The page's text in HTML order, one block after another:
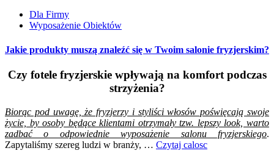
Dla Firmy
Wyposażenie Obiektów
Jakie produkty muszą znaleźć się w Twoim salonie fryzjerskim?
Czy fotele fryzjerskie wpływają na komfort podczas
strzyżenia?
Biorąc pod uwagę, że fryzjerzy i styliści włosów poświęcają swoje
życie, by osoby będące klientami otrzymały tzw. lepszy look, warto
zadbać o odpowiednie wyposażenie salonu fryzjerskiego.
Zapytaliśmy szereg ludzi w branży, … Czytaj calosc